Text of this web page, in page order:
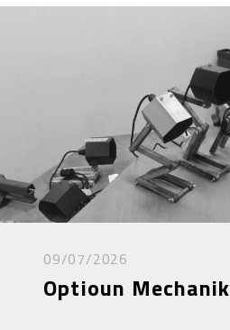
09/07/2026
Optioun Mechanik